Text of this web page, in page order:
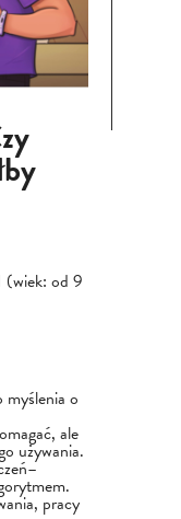
(wiek: od 9
myślenia o
ale
używania.
pracy